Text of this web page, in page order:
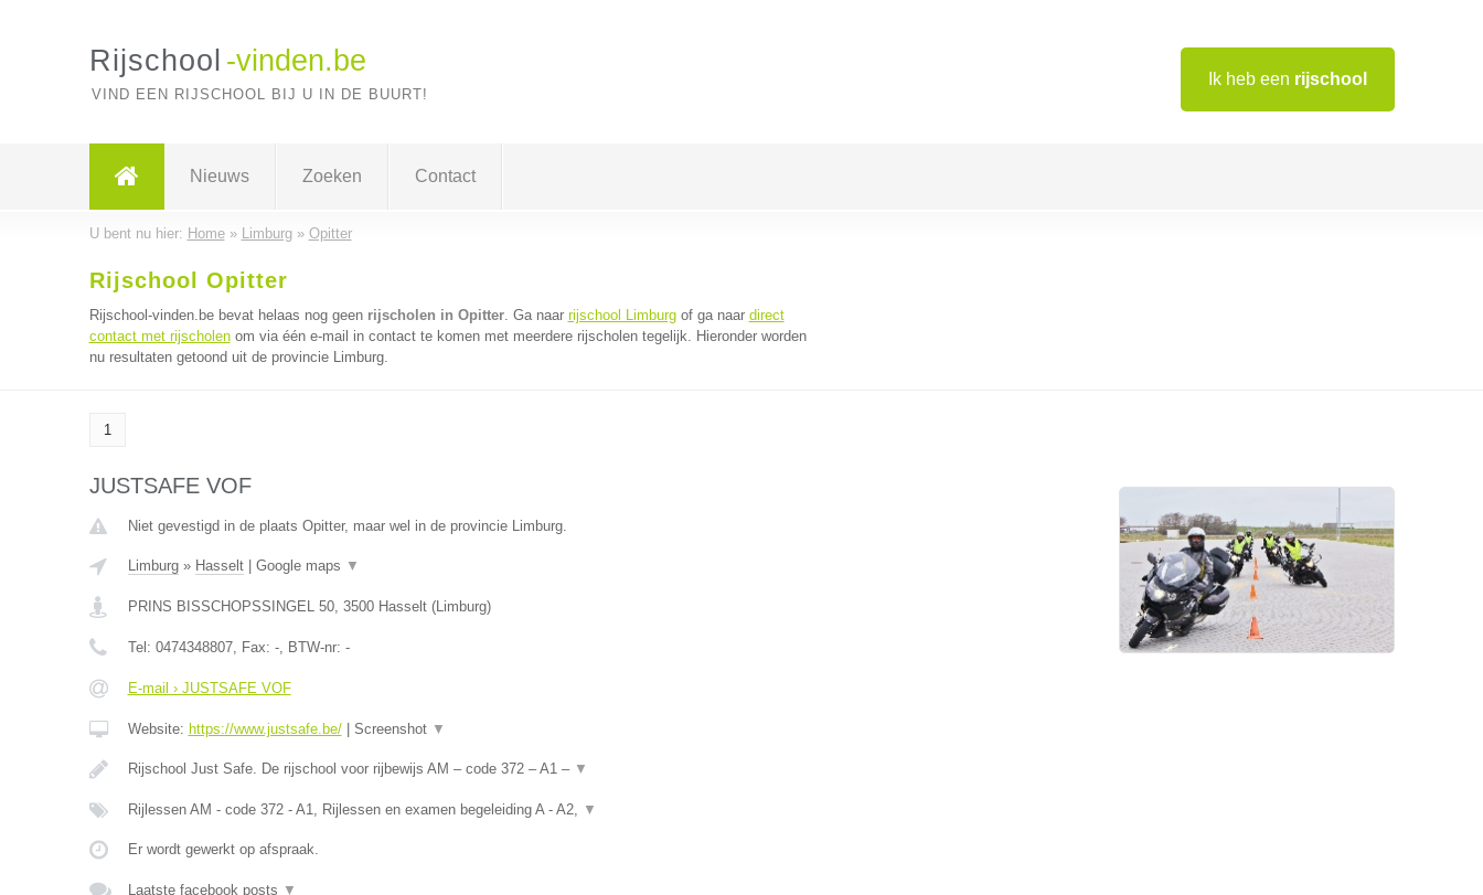
Ik heb een rijschool
Rijschool -vinden.be
VIND EEN RIJSCHOOL BIJ U IN DE BUURT!
Nieuws Zoeken Contact
U bent nu hier: Home» Limburg» Opitter
Rijschool Opitter
Rijschool-vinden.be bevat helaas nog geen rijscholen in Opitter. Ga naar rijschool Limburgof ga naar direct
contact met rijscholenom via één e-mail in contact te komen met meerdere rijscholen tegelijk. Hieronder worden
nu resultaten getoond uit de provincie Limburg.
1
JUSTSAFE VOF
Niet gevestigd in de plaats Opitter, maar wel in de provincie Limburg.
Limburg» Hasselt| Google maps ▼
PRINS BISSCHOPSSINGEL 50, 3500 Hasselt(Limburg)
Tel: 0474348807, Fax: -, BTW-nr: -
E-mail › JUSTSAFE VOF
Website: https://www.justsafe.be/| Screenshot ▼
Rijschool Just Safe. De rijschool voor rijbewijs AM – code 372 – A1 – ▼
Rijlessen AM - code 372 - A1, Rijlessen en examen begeleiding A - A2, ▼
Er wordt gewerkt op afspraak.
Laatste facebook posts ▼